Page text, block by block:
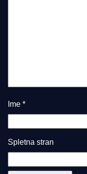
Ime *
Spletna stran